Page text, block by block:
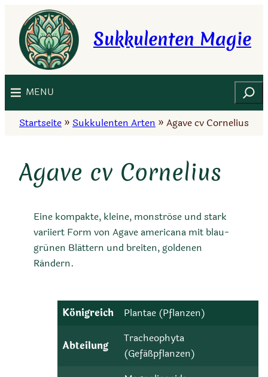
Inhalt
springen
Sukkulenten Magie
MENU Suchen
Startseite » Sukkulenten Arten » Agave cv Cornelius
Agave cv Cornelius
Eine kompakte, kleine, monströse und stark
variiert Form von Agave americana mit blau-
grünen Blättern und breiten, goldenen
Rändern.
Königreich Plantae (Pflanzen)
Abteilung
Tracheophyta
(Gefäßpflanzen)